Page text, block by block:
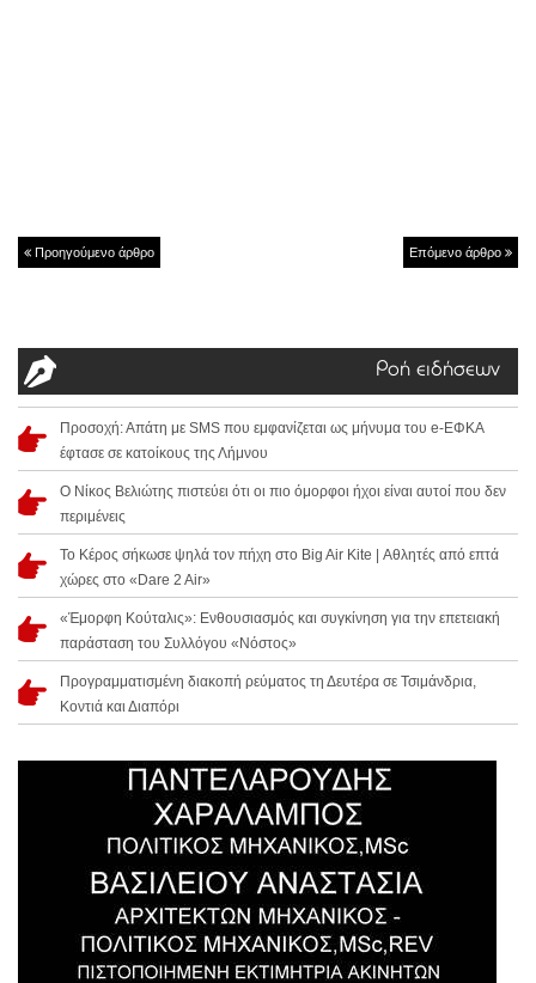
Προηγούμενο άρθρο Επόμενο άρθρο
Ροή ειδήσεων
Προσοχή: Απάτη με SMS που εμφανίζεται ως μήνυμα του e-ΕΦΚΑ
έφτασε σε κατοίκους της Λήμνου
Ο Νίκος Βελιώτης πιστεύει ότι οι πιο όμορφοι ήχοι είναι αυτοί που δεν
περιμένεις
Το Κέρος σήκωσε ψηλά τον πήχη στο Big Air Kite | Αθλητές από επτά
χώρες στο «Dare 2 Air»
«Έμορφη Κούταλις»: Ενθουσιασμός και συγκίνηση για την επετειακή
παράσταση του Συλλόγου «Νόστος»
Προγραμματισμένη διακοπή ρεύματος τη Δευτέρα σε Τσιμάνδρια,
Κοντιά και Διαπόρι